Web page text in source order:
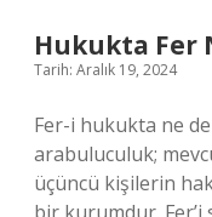
Hukukta Fer
Tarih: Aralık 19, 2024
Fer-i hukukta ne
arabuluculuk;
üçüncü kişilerin